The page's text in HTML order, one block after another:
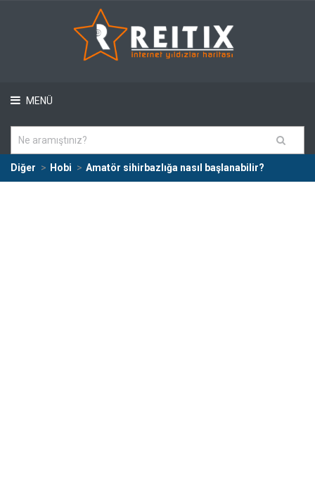
MENÜ
Diğer Hobi Amatör sihirbazlığa nasıl başlanabilir?